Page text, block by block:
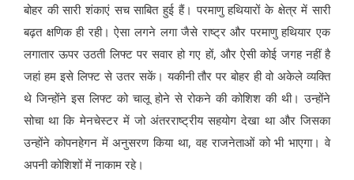
बोहर की सारी शंकाएं सच साबित हुई हैं। परमाणु हथियारों के क्षेत्र में सारी
बढ़त क्षणिक ही रही। ऐसा लगने लगा जैसे राष्ट्र और परमाणु हथियार एक
लगातार ऊपर उठती लिफ्ट पर सवार हो गए हों, और ऐसी कोई जगह नहीं है
जहां हम इसे लिफ्ट से उतर सकें। यकीनी तौर पर बोहर ही वो अकेले व्यक्ति
थे जिन्होंने इस लिफ्ट को चालू होने से रोकने की कोशिश की थी। उन्होंने
सोचा था कि मेनचेस्टर में जो अंतरराष्ट्रीय सहयोग देखा था और जिसका
उन्होंने कोपनहेगन में अनुसरण किया था, वह राजनेताओं को भी भाएगा। वे
अपनी कोशिशों में नाकाम रहे।